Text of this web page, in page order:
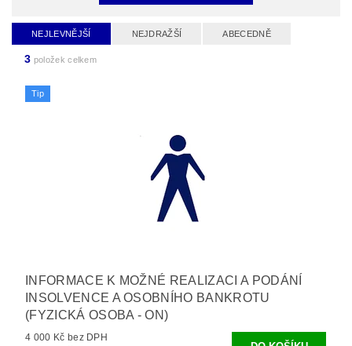
NEJLEVNĚJŠÍ NEJDRAŽŠÍ ABECEDNĚ
3 položek celkem
Tip
INFORMACE K MOŽNÉ REALIZACI A PODÁNÍ
INSOLVENCE A OSOBNÍHO BANKROTU
(FYZICKÁ OSOBA - ON)
4 000 Kč bez DPH